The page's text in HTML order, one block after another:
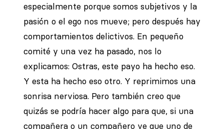
especialmente porque somos subjetivos y la
pasión o el ego nos mueve; pero después hay
comportamientos delictivos. En pequeño
comité y una vez ha pasado, nos lo
explicamos: Ostras, este payo ha hecho eso.
Y esta ha hecho eso otro. Y reprimimos una
sonrisa nerviosa. Pero también creo que
quizás se podría hacer algo para que, si una
compañera o un compañero ve que uno de